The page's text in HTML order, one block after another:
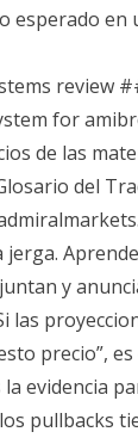
esperado
review
for
de las
del
y
las
precio”,
la evidencia
pullbacks